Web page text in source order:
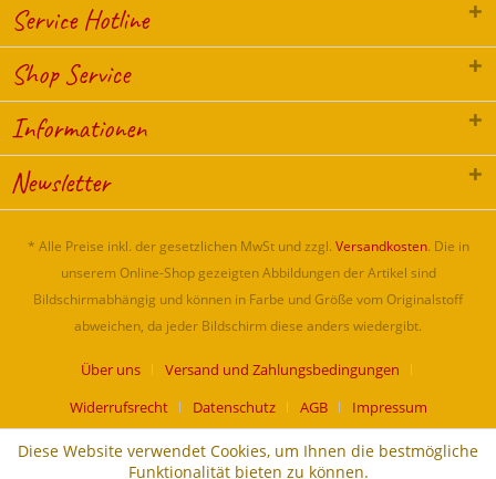
Service Hotline
Shop Service
Informationen
Newsletter
* Alle Preise inkl. der gesetzlichen MwSt und zzgl. Versandkosten. Die in
unserem Online-Shop gezeigten Abbildungen der Artikel sind
Bildschirmabhängig und können in Farbe und Größe vom Originalstoff
abweichen, da jeder Bildschirm diese anders wiedergibt.
Über uns
Versand und Zahlungsbedingungen
Widerrufsrecht
Datenschutz AGB Impressum
Diese Website verwendet Cookies, um Ihnen die bestmögliche
Funktionalität bieten zu können.